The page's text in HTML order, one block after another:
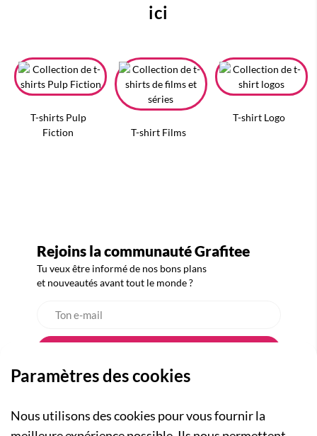
ici
T-shirts Pulp
Fiction
T-shirt Films
T-shirt Logo
Rejoins la communauté Grafitee
Tu veux être informé de nos bons plans
et nouveautés avant tout le monde ?
Paramètres des cookies
Nous utilisons des cookies pour vous fournir la